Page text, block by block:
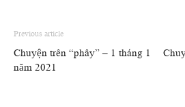
Previous article
Chuyện trên “phây” – 1 tháng 1
năm 2021